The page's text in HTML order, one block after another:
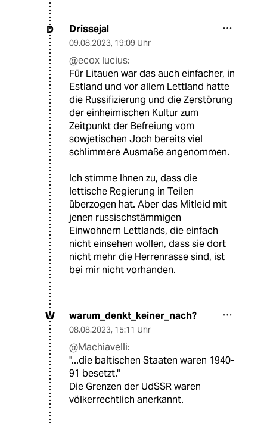
D Drissejal
09.08.2023, 19:09 Uhr
@ecox lucius:
Für Litauen war das auch einfacher, in
Estland und vor allem Lettland hatte
die Russifizierung und die Zerstörung
der einheimischen Kultur zum
Zeitpunkt der Befreiung vom
sowjetischen Joch bereits viel
schlimmere Ausmaße angenommen.
Ich stimme Ihnen zu, dass die
lettische Regierung in Teilen
überzogen hat. Aber das Mitleid mit
jenen russischstämmigen
Einwohnern Lettlands, die einfach
nicht einsehen wollen, dass sie dort
nicht mehr die Herrenrasse sind, ist
bei mir nicht vorhanden.
W warum_denkt_keiner_nach?
08.08.2023, 15:11 Uhr
@Machiavelli:
"...die baltischen Staaten waren 1940-
91 besetzt."
Die Grenzen der UdSSR waren
völkerrechtlich anerkannt.